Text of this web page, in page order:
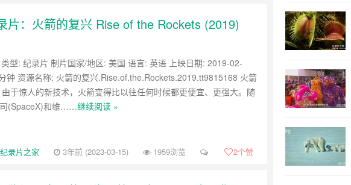
片：火箭的复兴 Rise of the Rockets (2019)
型: 纪录片 制片国家/地区: 美国 语言: 英语 上映日期: 2019-02-
钟 资源名称: 火箭的复兴.Rise.of.the.Rockets.2019.tt9815168 火箭
于惊人的新技术，火箭变得比以往任何时候都更便宜、更强大。随
(SpaceX)和维……继续阅读 »
纪录片之家 3年前 (2023-03-15) 1959浏览 2个赞